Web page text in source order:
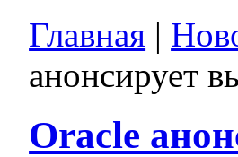
Главная |
анонсирует
Oracle